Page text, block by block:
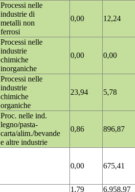
Processi nelle
industrie di
metalli non
ferrosi
0,00 12,24
Processi nelle
industrie
chimiche
inorganiche
0,00 0,00
Processi nelle
industrie
chimiche
organiche
23,94 5,78
Proc. nelle ind.
legno/pasta-
carta/alim./bevande
e altre industrie
0,86 896,87
0,00 675,41
1,79
6.958,97